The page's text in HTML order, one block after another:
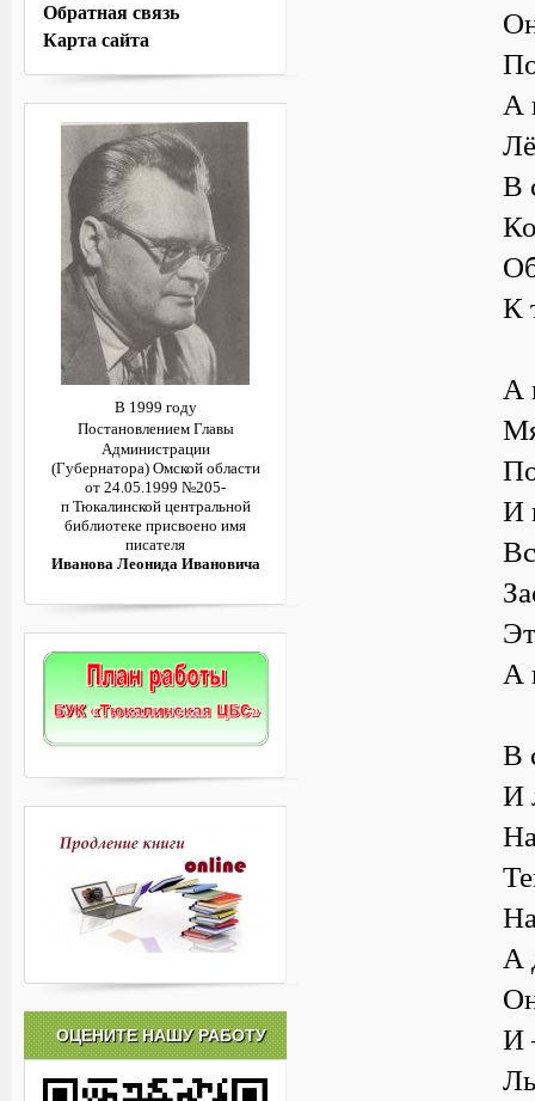
А
В
К
А
И
А
В
И
А
И
Обратная связь
Карта сайта
В 1999 году
Постановлением Главы
Администрации
(Губернатора) Омской области
от 24.05.1999 №205-
п Тюкалинской центральной
библиотеке присвоено имя
писателя
Иванова Леонида Ивановича
ОЦЕНИТЕ НАШУ РАБОТУ